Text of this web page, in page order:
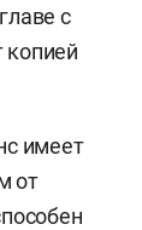
с
имеет
от